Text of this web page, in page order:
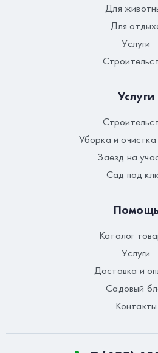
Для
Для
Услуги
Услуги
Уборка и очистка
Заезд на
Сад под
Каталог
Услуги
Доставка и
Садовый
Контакты